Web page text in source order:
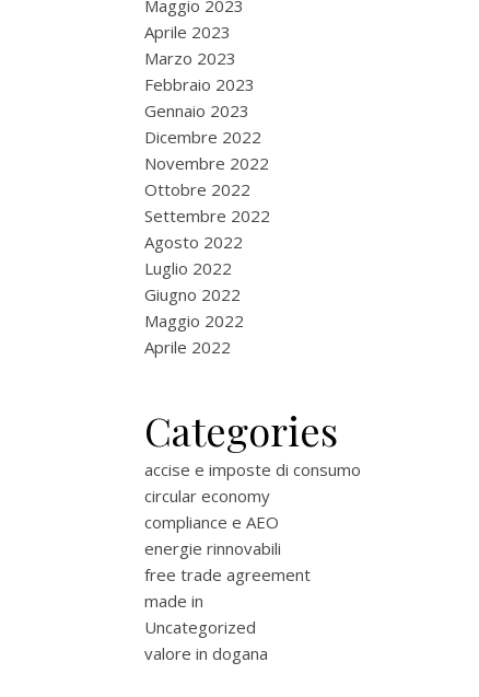
Maggio 2023
Aprile 2023
Marzo 2023
Febbraio 2023
Gennaio 2023
Dicembre 2022
Novembre 2022
Ottobre 2022
Settembre 2022
Agosto 2022
Luglio 2022
Giugno 2022
Maggio 2022
Aprile 2022
Categories
accise e imposte di consumo
circular economy
compliance e AEO
energie rinnovabili
free trade agreement
made in
Uncategorized
valore in dogana